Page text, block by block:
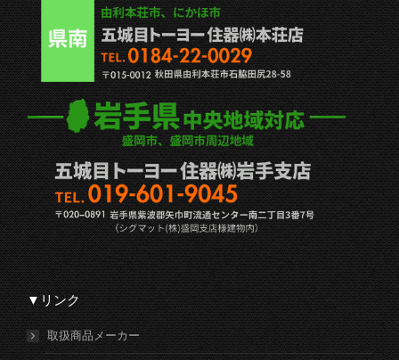
▼リンク
取扱商品メーカー